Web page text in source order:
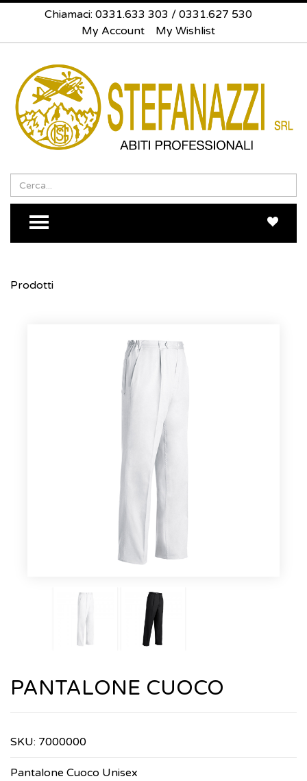
Chiamaci: 0331.633 303 / 0331.627 530
My Account
My Wishlist
Search
TOGGLE MENU
Prodotti
PANTALONE CUOCO
SKU: 7000000
Pantalone Cuoco Unisex